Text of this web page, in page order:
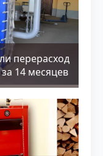
перерасход
14 месяцев